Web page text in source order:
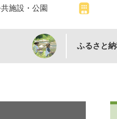
施設・公園
ふるさと